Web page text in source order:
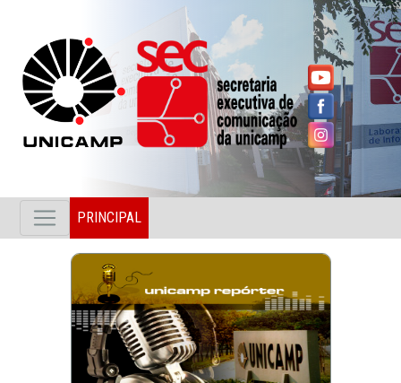
PRINCIPAL